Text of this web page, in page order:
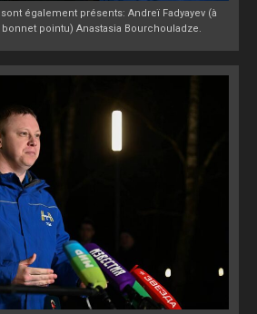
également présents: Andreï Fadyayev (à
pointu) Anastasia Bourchouladze.